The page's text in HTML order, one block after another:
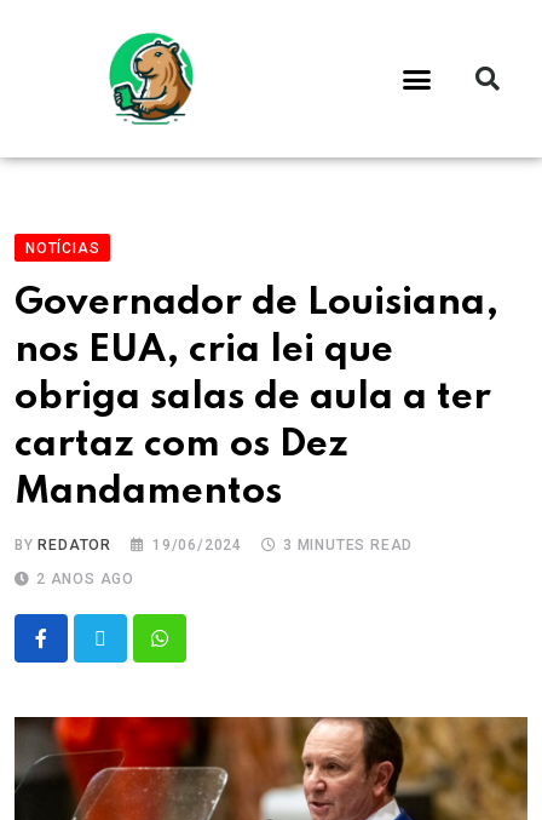
NOTÍCIAS
Governador de Louisiana,
nos EUA, cria lei que
obriga salas de aula a ter
cartaz com os Dez
Mandamentos
BY REDATOR 19/06/2024
3 MINUTES READ
2 ANOS AGO